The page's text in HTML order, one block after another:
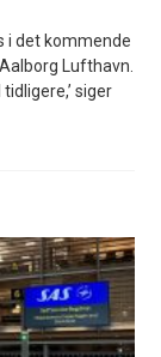
i det kommende
Lufthavn.
siger